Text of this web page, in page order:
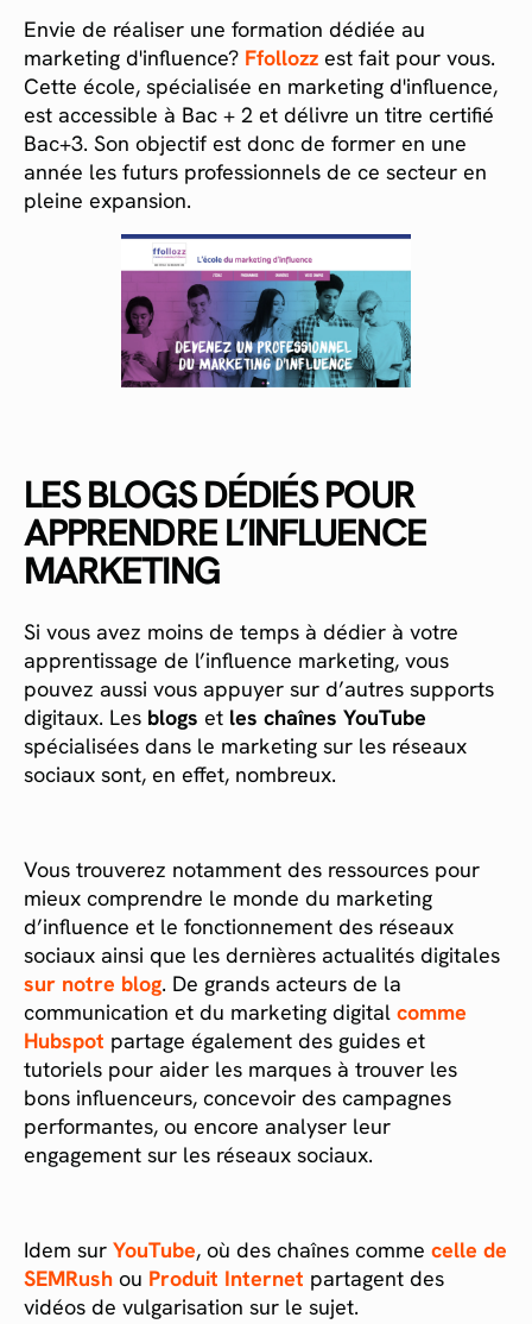
Envie de réaliser une formation dédiée au
marketing d'influence? Ffollozz est fait pour vous.
Cette école, spécialisée en marketing d'influence,
est accessible à Bac + 2 et délivre un titre certifié
Bac+3. Son objectif est donc de former en une
année les futurs professionnels de ce secteur en
pleine expansion.
LES BLOGS DÉDIÉS POUR
APPRENDRE L’INFLUENCE
MARKETING
Si vous avez moins de temps à dédier à votre
apprentissage de l’influence marketing, vous
pouvez aussi vous appuyer sur d’autres supports
digitaux. Les blogs et les chaînes YouTube
spécialisées dans le marketing sur les réseaux
sociaux sont, en effet, nombreux.
Vous trouverez notamment des ressources pour
mieux comprendre le monde du marketing
d’influence et le fonctionnement des réseaux
sociaux ainsi que les dernières actualités digitales
sur notre blog. De grands acteurs de la
communication et du marketing digital comme
Hubspot partage également des guides et
tutoriels pour aider les marques à trouver les
bons influenceurs, concevoir des campagnes
performantes, ou encore analyser leur
engagement sur les réseaux sociaux.
Idem sur YouTube, où des chaînes comme celle de
SEMRush ou Produit Internet partagent des
vidéos de vulgarisation sur le sujet.